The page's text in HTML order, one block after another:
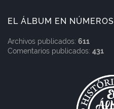
EL ÁLBUM EN NÚMEROS
Archivos publicados: 611
Comentarios publicados: 431